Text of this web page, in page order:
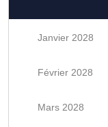
Janvier 2028
Février 2028
Mars 2028